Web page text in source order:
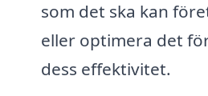
som det ska kan
eller optimera det
dess effektivitet.